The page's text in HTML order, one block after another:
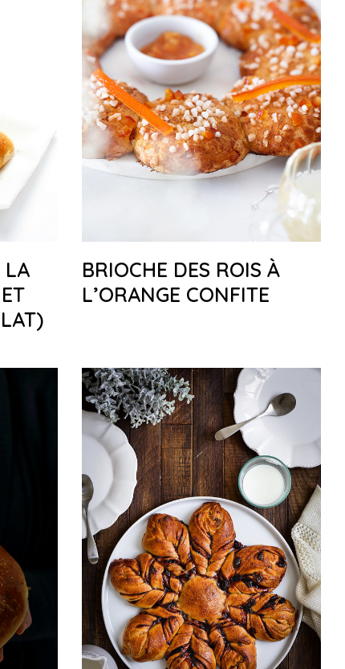
LA
BRIOCHE DES ROIS À
L’ORANGE CONFITE